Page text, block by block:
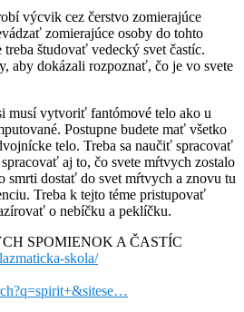
výcvik cez čerstvo zomierajúce
zomierajúce osoby do tohto
treba študovať vedecký svet častíc.
aby dokázali rozpoznať, čo je vo svete
musí vytvoriť fantómové telo ako u
Postupne budete mať všetko
telo. Treba sa naučiť spracovať
aj to, čo svete mŕtvych zostalo
smrti dostať do svet mŕtvych a znovu tu
Treba k tejto téme pristupovať
o nebíčku a peklíčku.
SPOMIENOK A ČASTÍC
skola/